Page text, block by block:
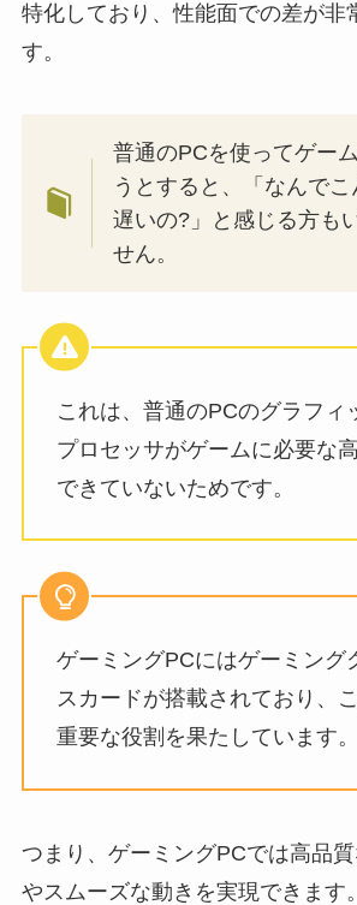
特化しており、性能面での差が非
す。
普通のPCを使ってゲー
うとすると、「なんで
遅いの?」と感じる方も
せん。
これは、普通のPCのグラフィ
プロセッサがゲームに必要な
できていないためです。
ゲーミングPCにはゲーミング
スカードが搭載されており、
重要な役割を果たしています。
つまり、ゲーミングPCでは高品
やスムーズな動きを実現できます。